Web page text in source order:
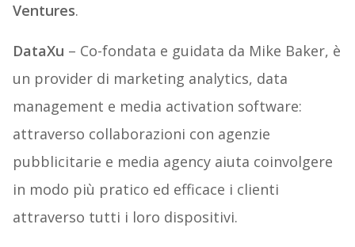
Ventures.
DataXu – Co-fondata e guidata da Mike Baker, è
un provider di marketing analytics, data
management e media activation software:
attraverso collaborazioni con agenzie
pubblicitarie e media agency aiuta coinvolgere
in modo più pratico ed efficace i clienti
attraverso tutti i loro dispositivi.